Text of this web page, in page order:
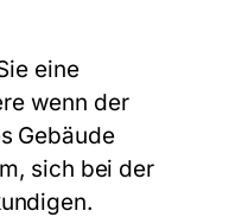
eine
wenn der
Gebäude
sich bei der